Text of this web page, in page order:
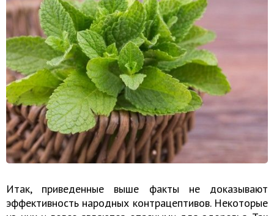
Итак, приведенные выше факты не доказывают
эффективность народных контрацептивов. Некоторые